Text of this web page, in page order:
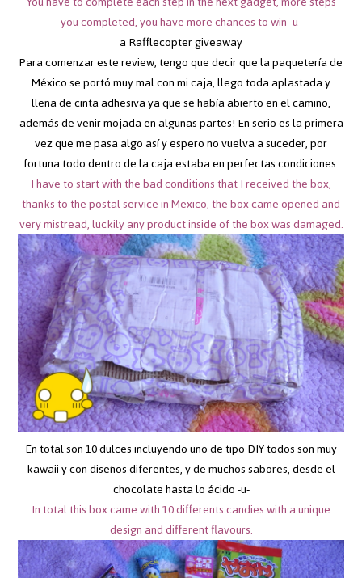
you completed, you have more chances to win -u-
a Rafflecopter giveaway
Para comenzar este review, tengo que decir que la paquetería de
México se portó muy mal con mi caja, llego toda aplastada y
llena de cinta adhesiva ya que se había abierto en el camino,
además de venir mojada en algunas partes! En serio es la primera
vez que me pasa algo así y espero no vuelva a suceder, por
fortuna todo dentro de la caja estaba en perfectas condiciones.
I have to start with the bad conditions that I received the box,
thanks to the postal service in Mexico, the box came opened and
very mistread, luckily any product inside of the box was damaged.
En total son 10 dulces incluyendo uno de tipo DIY todos son muy
kawaii y con diseños diferentes, y de muchos sabores, desde el
chocolate hasta lo ácido -u-
In total this box came with 10 differents candies with a unique
design and different flavours.